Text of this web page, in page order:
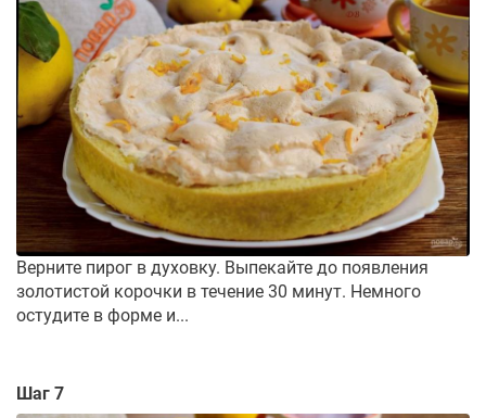
Верните пирог в духовку. Выпекайте до появления
золотистой корочки в течение 30 минут. Немного
остудите в форме и...
Шаг 7